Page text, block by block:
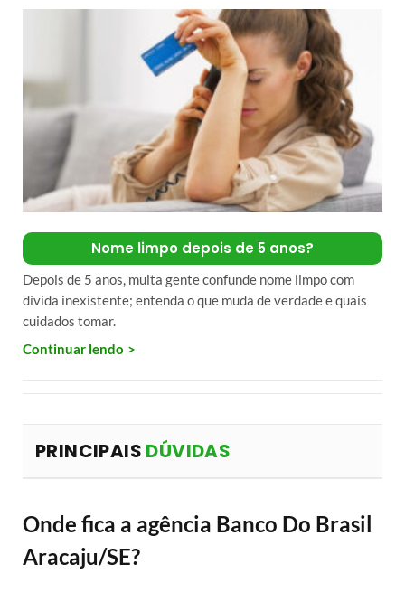
Nome limpo depois de 5 anos?
Depois de 5 anos, muita gente confunde nome limpo com
dívida inexistente; entenda o que muda de verdade e quais
cuidados tomar.
Continuar lendo
PRINCIPAIS DÚVIDAS
Onde fica a agência Banco Do Brasil
Aracaju/SE?